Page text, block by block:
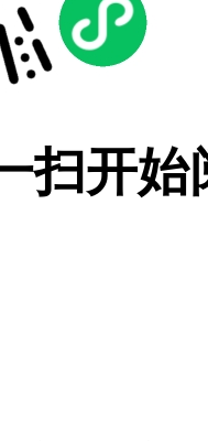
扫开始